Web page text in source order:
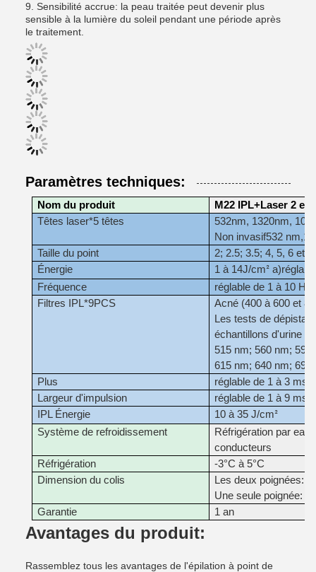
9. Sensibilité accrue: la peau traitée peut devenir plus
sensible à la lumière du soleil pendant une période après
le traitement.
Paramètres techniques:
Nom du produit
M22 IPL+Laser 2 en
Têtes laser*5 têtes
532nm, 1320nm,
Non invasif532 nm,
Taille du point
2; 2.5; 3.5; 4, 5, 6 et
Énergie
1 à 14J/cm² a)
Fréquence
réglable de 1 à 10 Hz
Filtres IPL*9PCS
Acné (400 à 600 et
Les tests de
échantillons d'urine et
515 nm; 560 nm; 590
615 nm; 640 nm; 695
Plus
réglable de 1 à 3 ms
Largeur d'impulsion
réglable de 1 à 9 ms
IPL Énergie
10 à 35 J/cm²
Système de refroidissement
Réfrigération par
conducteurs
Réfrigération
-3°C à 5°C
Dimension du colis
Les deux poignées:
Une seule poignée:
Garantie
1 an
Avantages du produit:
Rassemblez tous les avantages de l'épilation à point de